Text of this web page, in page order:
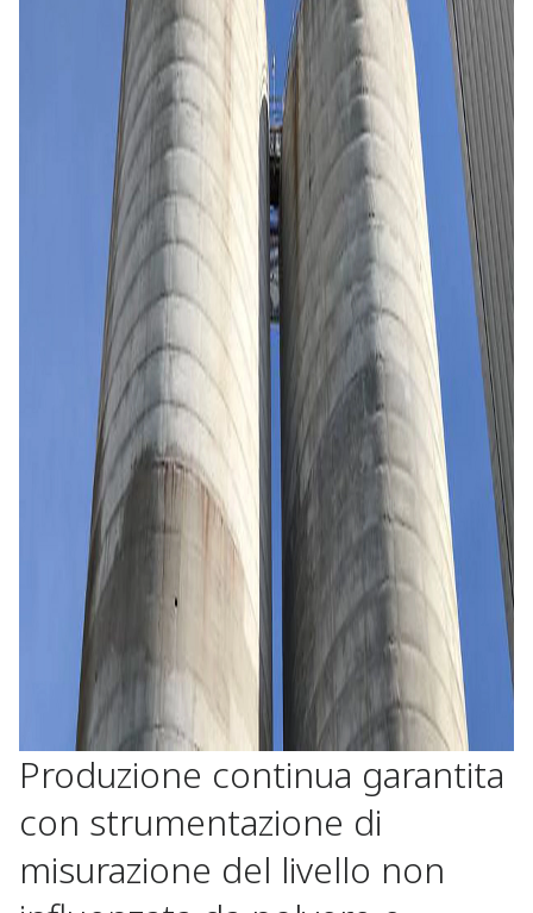
Produzione continua garantita
con strumentazione di
misurazione del livello non